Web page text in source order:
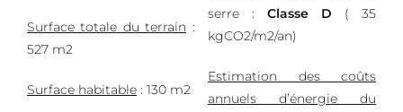
Surface totale du terrain :
527 m2
Surface habitable : 130 m2
serre : Classe D ( 35
kgCO2/m2/an)
Estimation des coûts
annuels d’énergie du